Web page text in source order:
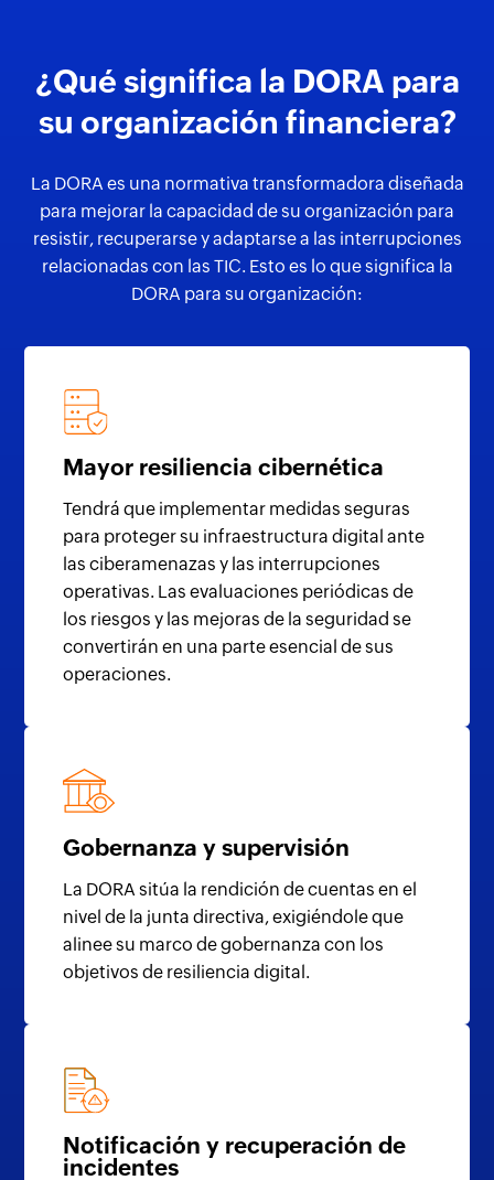
¿Qué significa la DORA para
su organización financiera?
La DORA es una normativa transformadora diseñada
para mejorar la capacidad de su organización para
resistir, recuperarse y adaptarse a las interrupciones
relacionadas con las TIC. Esto es lo que significa la
DORA para su organización:
Mayor resilienciacibernética
Tendrá que implementar medidas seguras
para proteger su infraestructura digital ante
las ciberamenazas y las interrupciones
operativas. Las evaluaciones periódicas de
los riesgos y las mejoras de la seguridad se
convertirán en una parte esencial de sus
operaciones.
Gobernanza y supervisión
La DORA sitúa la rendición de cuentas en el
nivel de la junta directiva, exigiéndole que
alinee su marco de gobernanza con los
objetivos de resiliencia digital.
Notificación y recuperación de
incidentes